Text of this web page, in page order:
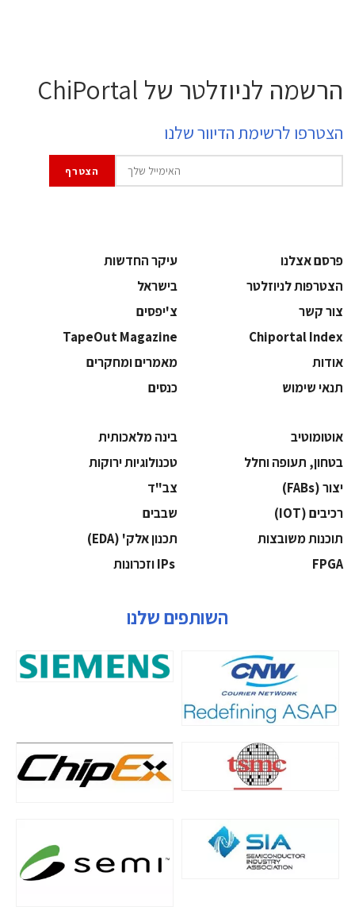
הרשמה לניוזלטר של ChiPortal
הצטרפו לרשימת הדיוור שלנו
פרסם אצלנו
עיקר החדשות
הצטרפות לניוזלטר
בישראל
צור קשר
צ'יפסים
Chiportal Index
TapeOut Magazine
אודות
מאמרים ומחקרים
תנאי שימוש
כנסים
אוטומוטיב
בינה מלאכותית
בטחון, תעופה וחלל
‫טכנולוגיות ירוקות‬
‫יצור (‪(FABs‬‬
‫צב"ד‬
‫רכיבים‬ (IOT)
‫שבבים‬
‫תוכנות משובצות‬
‫תכנון אלק' (‪(EDA‬‬
‫‪FPGA‬‬
השותפים שלנו